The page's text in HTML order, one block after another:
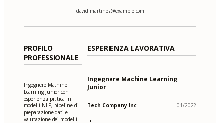
david.martinez@example.com
PROFILO
PROFESSIONALE
Ingegnere Machine
Learning Junior con
esperienza pratica in
modelli NLP, pipeline di
preparazione dati e
valutazione dei modelli
ESPERIENZA LAVORATIVA
Ingegnere Machine Learning
Junior
Tech Company Inc 01/2022
•